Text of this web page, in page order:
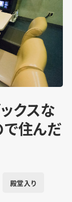
クスな
で住んだ
殿堂入り